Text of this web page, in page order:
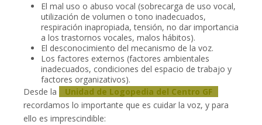
El mal uso o abuso vocal (sobrecarga de uso vocal,
utilización de volumen o tono inadecuados,
respiración inapropiada, tensión, no dar importancia
a los trastornos vocales, malos hábitos).
El desconocimiento del mecanismo de la voz.
Los factores externos (factores ambientales
inadecuados, condiciones del espacio de trabajo y
factores organizativos).
Desde la
Unidad de Logopedia del Centro GF
recordamos lo importante que es cuidar la voz, y para
ello es imprescindible: